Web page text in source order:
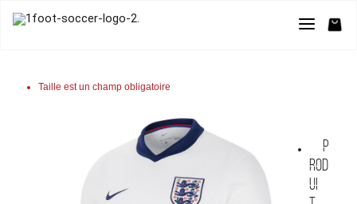
Taille est un champ obligatoire
P
rod
ui